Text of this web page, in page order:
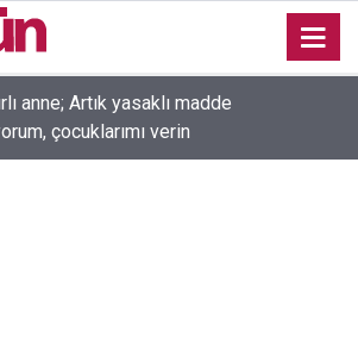
anne; Artık yasaklı madde
çocuklarımı verin
yazdı; Gelecek Yolda mı Kaldı?